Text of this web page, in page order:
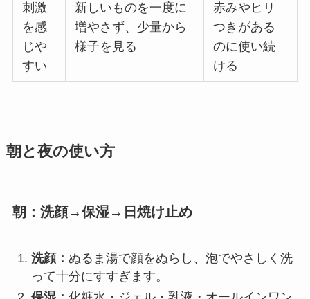
刺激
を感
じや
すい
新しいものを一度に
増やさず、少量から
様子を見る
赤みやヒリ
つきがある
のに使い続
ける
朝と夜の使い方
朝：洗顔→保湿→日焼け止め
洗顔： ぬるま湯で顔をぬらし、泡でやさしく洗
って十分にすすぎます。